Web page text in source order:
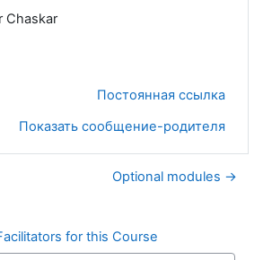
Chaskar
Постоянная ссылка
Показать сообщение-родителя
Optional modules →
for this Course